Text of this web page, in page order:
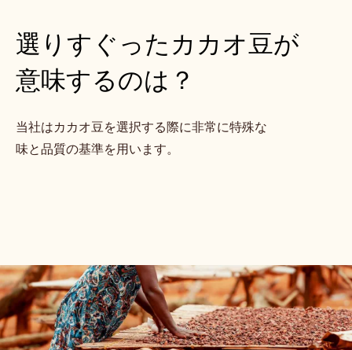
豆
を
た
ど
ま
す。–
選りすぐったカカオ豆が
意味するのは？
当社はカカオ豆を選択する際に非常に特殊な
味と品質の基準を用います。